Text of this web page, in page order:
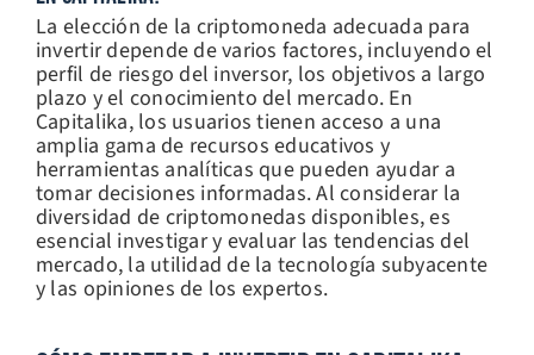
La elección de la criptomoneda adecuada para
invertir depende de varios factores, incluyendo el
perfil de riesgo del inversor, los objetivos a largo
plazo y el conocimiento del mercado. En
Capitalika, los usuarios tienen acceso a una
amplia gama de recursos educativos y
herramientas analíticas que pueden ayudar a
tomar decisiones informadas. Al considerar la
diversidad de criptomonedas disponibles, es
esencial investigar y evaluar las tendencias del
mercado, la utilidad de la tecnología subyacente
y las opiniones de los expertos.